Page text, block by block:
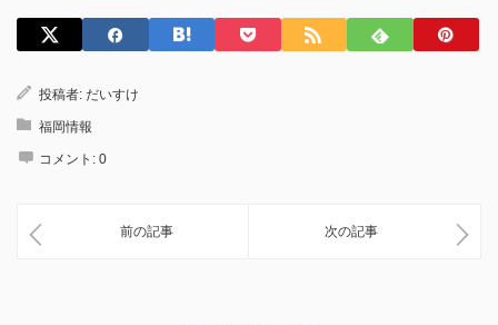
投稿者: だいすけ
福岡情報
コメント: 0
前の記事 次の記事